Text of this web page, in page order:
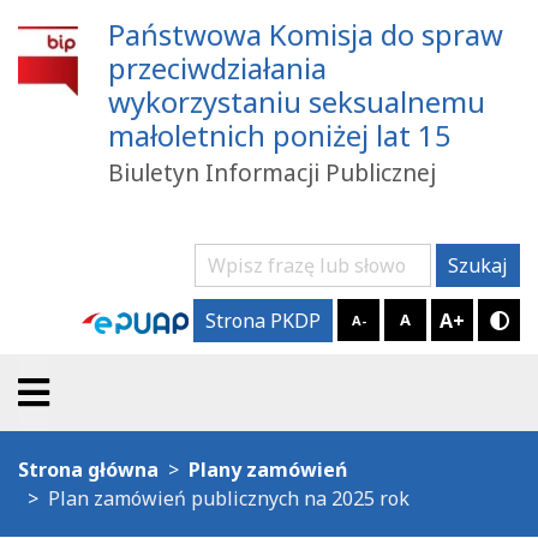
Państwowa Komisja do spraw
przeciwdziałania
wykorzystaniu seksualnemu
małoletnich poniżej lat 15
Biuletyn Informacji Publicznej
Szukaj Szukaj
Strona PKDP A- A A+
Strona główna
Plany zamówień
Plan zamówień publicznych na 2025 rok